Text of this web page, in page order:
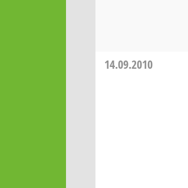
14.09.2010